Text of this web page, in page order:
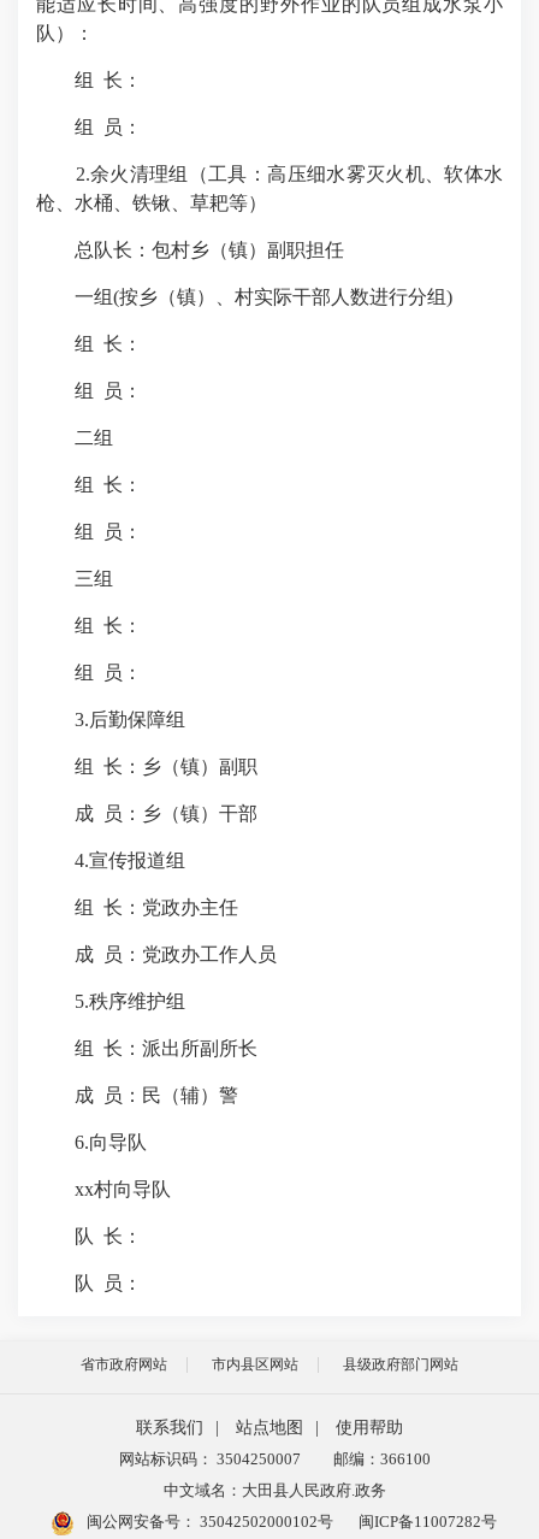
能适应长时间、高强度的野外作业的队员组成水泵小
队）：
组 长：
组 员：
2.余火清理组（工具：高压细水雾灭火机、软体水
枪、水桶、铁锹、草耙等）
总队长：包村乡（镇）副职担任
一组(按乡（镇）、村实际干部人数进行分组)
组 长：
组 员：
二组
组 长：
组 员：
三组
组 长：
组 员：
3.后勤保障组
组 长：乡（镇）副职
成 员：乡（镇）干部
4.宣传报道组
组 长：党政办主任
成 员：党政办工作人员
5.秩序维护组
组 长：派出所副所长
成 员：民（辅）警
6.向导队
xx村向导队
队 长：
队 员：
省市政府网站 市内县区网站 县级政府部门网站
联系我们 站点地图
使用帮助
网站标识码： 3504250007
邮编：366100
中文域名：大田县人民政府.政务
闽公网安备号： 35042502000102号 闽ICP备11007282号